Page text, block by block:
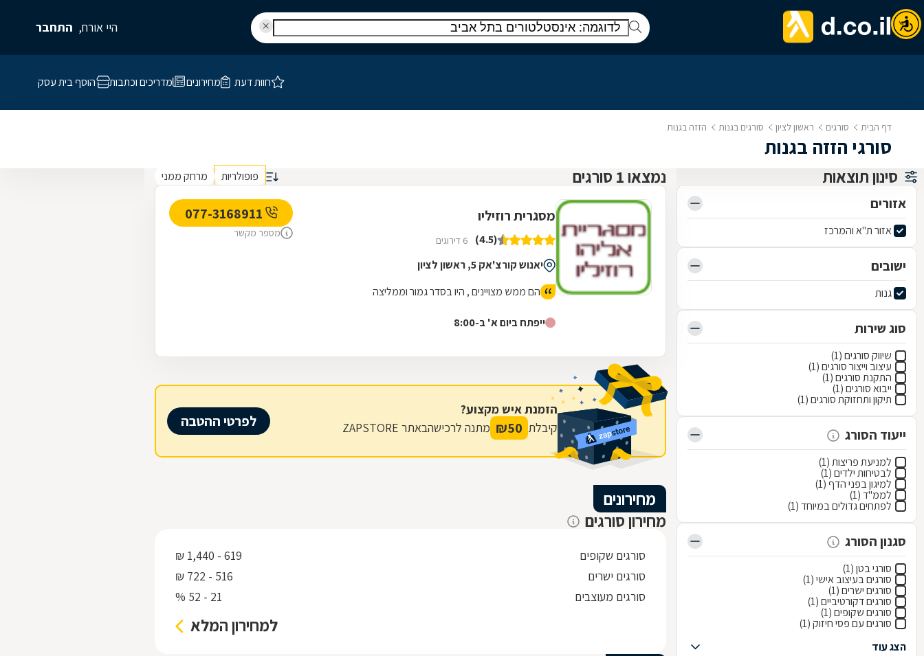
היי אורח, התחבר
חוות דעת מחירונים מדריכים וכתבות הוסף בית עסק
דף הבית סורגים ראשון לציון סורגים בגנות הזזה בגנות
סורגי הזזה בגנות
סינון תוצאות
אזורים
אזור ת"א והמרכז
ישובים
גנות
סוג שירות
שיווק סורגים (1)
עיצוב וייצור סורגים (1)
התקנת סורגים (1)
ייבוא סורגים (1)
תיקון ותחזוקת סורגים (1)
ייעוד הסורג
למניעת פריצות (1)
לבטיחות ילדים (1)
למיגון בפני הדף (1)
לממ"ד (1)
לפתחים גדולים במיוחד (1)
סגנון הסורג
סורגי בטן (1)
סורגים בעיצוב אישי (1)
סורגים ישרים (1)
סורגים דקורטיביים (1)
סורגים שקופים (1)
סורגים עם פסי חיזוק (1)
הצג עוד
נמצאו 1 סורגים פופולריות מרחק ממני
מסגרית רוזיליו
(4.5) 6 דירוגים
יאנוש קורצ'אק 5, ראשון לציון
הם ממש מצויינים , היו בסדר גמור וממליצה
ייפתח ביום א' ב-8:00
מספר מקשר
הזמנת איש מקצוע?
קיבלת 50
₪ מתנה לרכישהבאתר ZAPSTORE לפרטי ההטבה
מחירונים
מחירון סורגים
סורגים שקופים
619 - 1,440 ₪
סורגים ישרים
516 - 722 ₪
סורגים מעוצבים
21 - 52 %
למחירון המלא